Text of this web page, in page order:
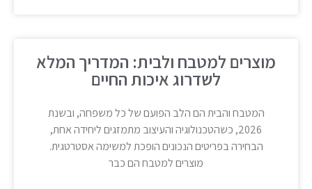
מוצרים למטבח ולבית: המדריך המלא
לשדרוג איכות החיים
המטבח והבית הם הלב הפועם של כל משפחה, ובשנת
2026, כשהטכנולוגיה והעיצוב מתמזגים ליחידה אחת,
הבחירה בפריטים הנכונים הופכת למשימה אסטרטגית.
מוצרים למטבח הם כבר